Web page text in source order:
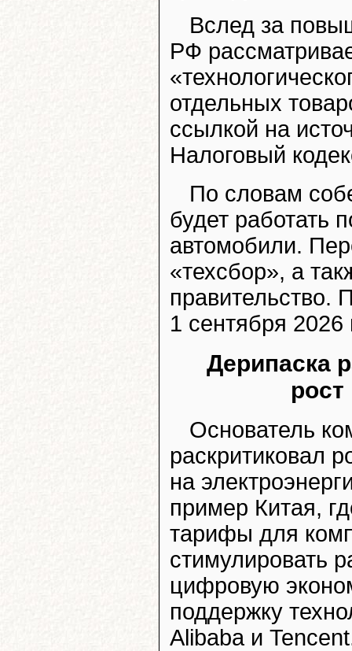
Вслед за
РФ
отдельных
ссылкой на
Налоговый
По словам
будет работать
автомобили.
«техсбор», а
правительство.
1 сентября 2026
Дерипаска
Основатель
раскритиковал
на
пример Китая,
тарифы для
стимулировать
цифровую
поддержку
Alibaba и